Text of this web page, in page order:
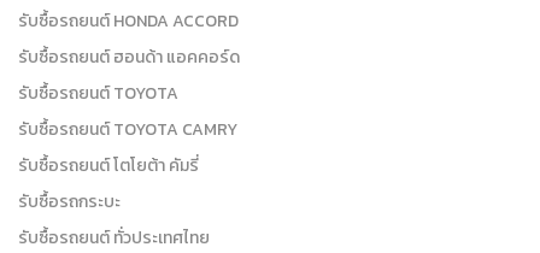
รับซื้อรถยนต์ HONDA ACCORD
รับซื้อรถยนต์ ฮอนด้า แอคคอร์ด
รับซื้อรถยนต์ TOYOTA
รับซื้อรถยนต์ TOYOTA CAMRY
รับซื้อรถยนต์ โตโยต้า คัมรี่
รับซื้อรถกระบะ
รับซื้อรถยนต์ ทั่วประเทศไทย